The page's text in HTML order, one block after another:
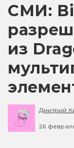
СМИ:
из
Дмитрий
26